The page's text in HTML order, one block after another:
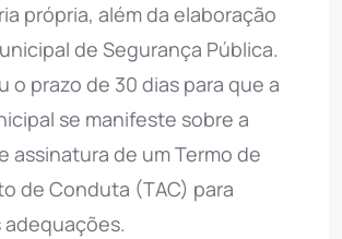
própria, além da elaboração
de Segurança Pública.
o prazo de 30 dias para que a
se manifeste sobre a
assinatura de um Termo de
de Conduta (TAC) para
adequações.